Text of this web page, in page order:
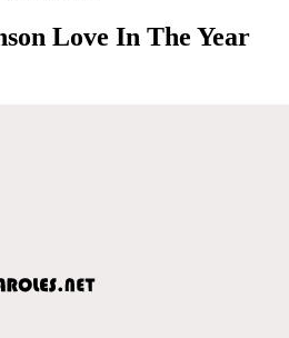
Love In The Year